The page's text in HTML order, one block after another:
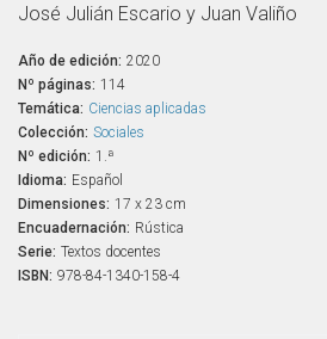
José Julián Escario y Juan Valiño
Año de edición: 2020
Nº páginas: 114
Temática: Ciencias aplicadas
Colección: Sociales
Nº edición: 1.ª
Idioma: Español
Dimensiones: 17 x 23 cm
Encuadernación: Rústica
Serie: Textos docentes
ISBN: 978-84-1340-158-4